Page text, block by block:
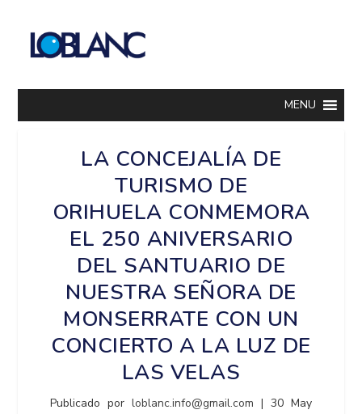
MENU
LA CONCEJALÍA DE
TURISMO DE
ORIHUELA CONMEMORA
EL 250 ANIVERSARIO
DEL SANTUARIO DE
NUESTRA SEÑORA DE
MONSERRATE CON UN
CONCIERTO A LA LUZ DE
LAS VELAS
Publicado porloblanc.info@gmail.com | 30 May